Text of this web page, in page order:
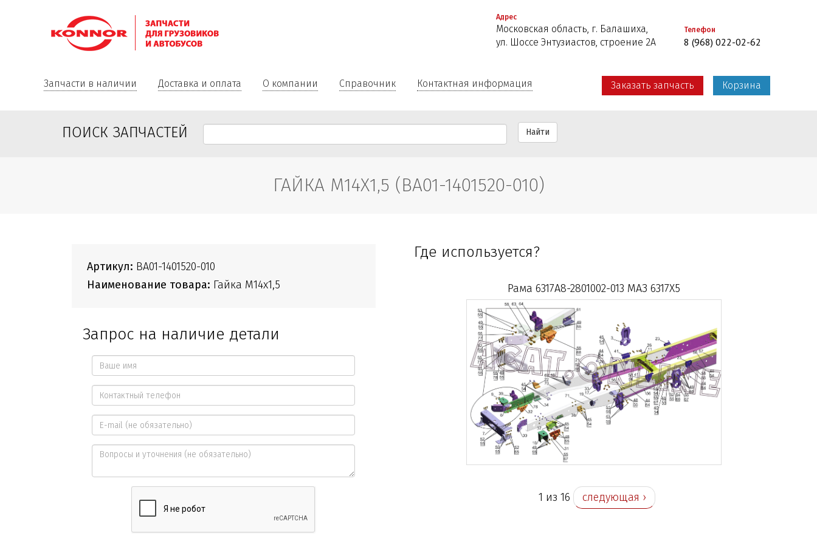
Адрес
Московская область, г. Балашиха,
ул. Шоссе Энтузиастов, строение 2А
Телефон
8 (968) 022-02-62
Запчасти в наличии Доставка и оплата О компании Справочник Контактная информация Заказать запчасть Корзина
ПОИСК ЗАПЧАСТЕЙ Найти
ГАЙКА М14Х1,5 (ВА01-1401520-010)
Артикул: ВА01-1401520-010
Наименование товара: Гайка М14х1,5
Запрос на наличие детали
Ваше
имя
*
Контактный
телефон
*
E-
mail
Вопросы
уточнения
Где используется?
Рама 6317A8-2801002-013 МАЗ 6317X5
1 из 16 следующая ›